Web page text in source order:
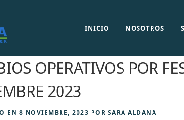
INICIO NOSOTROS
OPERATIVOS POR
2023
EN 8 NOVIEMBRE, 2023 POR SARA ALDANA